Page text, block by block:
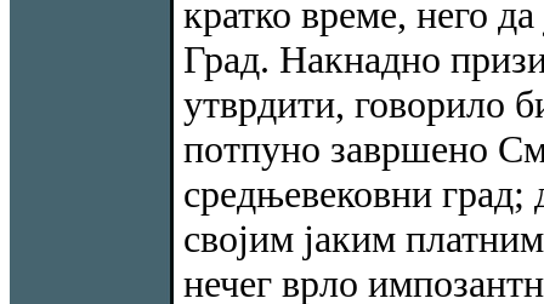
кратко време, него
Град. Накнадно
утврдити, говорило
потпуно завршено
средњевековни град;
својим јаким
нечег врло